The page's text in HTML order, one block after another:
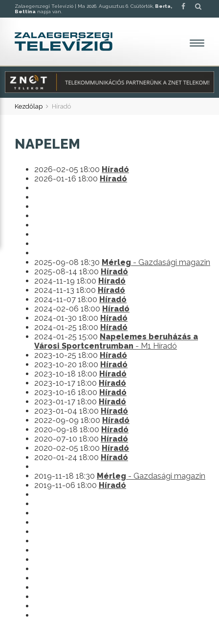
Zalaegerszegi Televízió | Ma 2026. Augusztus 6. Csütörtök, Berta,
Bettina napja van.
Kezdőlap Híradó
NAPELEM
2026-02-05 18:00 Híradó
2026-01-16 18:00 Híradó
2025-09-08 18:30 Mérleg - Gazdasági magazin
2025-08-14 18:00 Híradó
2024-11-19 18:00 Híradó
2024-11-13 18:00 Híradó
2024-11-07 18:00 Híradó
2024-02-06 18:00 Híradó
2024-01-30 18:00 Híradó
2024-01-25 18:00 Híradó
2024-01-25 15:00 Napelemes beruházás a
Városi Sportcentrumban - M1 Híradó
2023-10-25 18:00 Híradó
2023-10-20 18:00 Híradó
2023-10-18 18:00 Híradó
2023-10-17 18:00 Híradó
2023-10-16 18:00 Híradó
2023-01-17 18:00 Híradó
2023-01-04 18:00 Híradó
2022-09-09 18:00 Híradó
2020-09-18 18:00 Híradó
2020-07-10 18:00 Híradó
2020-02-05 18:00 Híradó
2020-01-24 18:00 Híradó
2019-11-18 18:30 Mérleg - Gazdasági magazin
2019-11-06 18:00 Híradó